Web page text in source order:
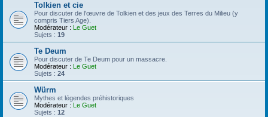
Tolkien et cie
Pour discuter de l'œuvre de Tolkien et des jeux des Terres du Milieu (y
compris Tiers Age).
Modérateur : Le Guet
Sujets : 19
Te Deum
Pour discuter de Te Deum pour un massacre.
Modérateur : Le Guet
Sujets : 24
Würm
Mythes et légendes préhistoriques
Modérateur : Le Guet
Sujets : 12